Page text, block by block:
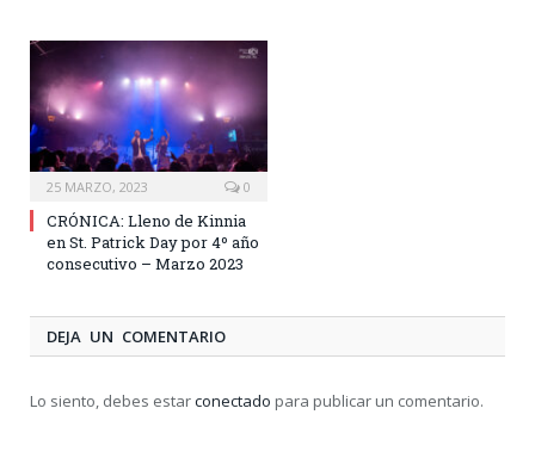
25 MARZO, 2023 0
CRÓNICA: Lleno de Kinnia
en St. Patrick Day por 4º año
consecutivo – Marzo 2023
DEJA UN COMENTARIO
Lo siento, debes estarconectado para publicar un comentario.